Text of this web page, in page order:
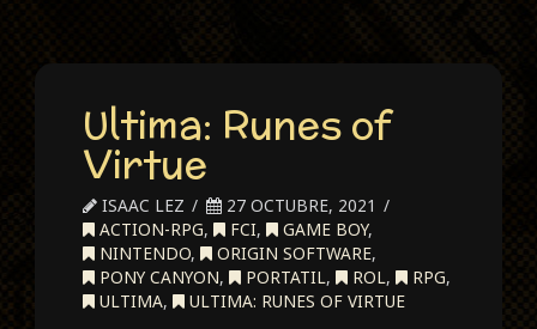
Ultima: Runes of
Virtue
ISAAC LEZ
27 OCTUBRE, 2021
ACTION-RPG, FCI, GAME BOY,
NINTENDO, ORIGIN SOFTWARE,
PONY CANYON, PORTATIL, ROL, RPG,
ULTIMA, ULTIMA: RUNES OF VIRTUE